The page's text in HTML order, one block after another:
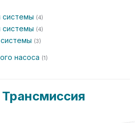
системы (4)
системы (4)
(3)
насоса (1)